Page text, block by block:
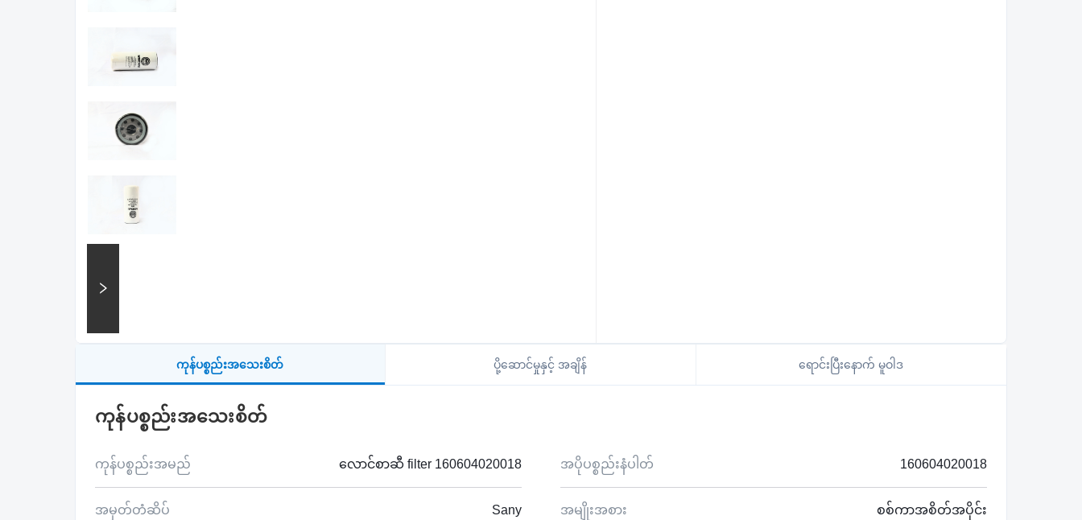
ကုန်ပစ္စည်းအသေးစိတ် ပို့ဆောင်မှုနှင့် အချိန် ရောင်းပြီးနောက် မူဝါဒ
ကုန်ပစ္စည်းအသေးစိတ်
ကုန်ပစ္စည်းအမည် လောင်စာဆီ filter 160604020018 အပိုပစ္စည်းနံပါတ် 160604020018
အမှတ်တံဆိပ် Sany အမျိုးအစား စစ်ကာအစိတ်အပိုင်း